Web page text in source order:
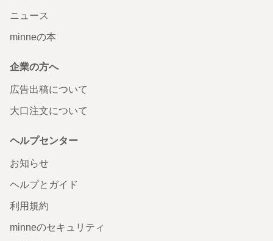
ニュース
minneの本
企業の方へ
広告出稿について
大口注文について
ヘルプセンター
お知らせ
ヘルプとガイド
利用規約
minneのセキュリティ